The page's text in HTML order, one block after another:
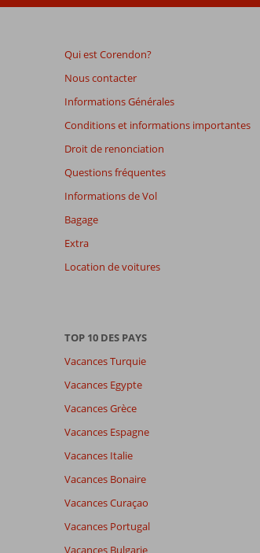
de
48
ne
sont
plus
affichés
afin
de
garantir
la
présentés.
En
nos
Note totale
115
commentaires
8,6
Expériences
de nos
clients
Qui est Corendon?
Nous contacter
Informations Générales
Conditions et informations importantes
Droit de renonciation
Questions fréquentes
Informations de Vol
Bagage
Extra
Location de voitures
TOP 10 DES PAYS
Vacances Turquie
Vacances Egypte
Vacances Grèce
Vacances Espagne
Vacances Italie
Vacances Bonaire
Vacances Curaçao
Vacances Portugal
Vacances Bulgarie